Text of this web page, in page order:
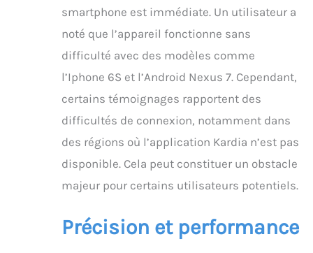
smartphone est immédiate. Un utilisateur a
noté que l’appareil fonctionne sans
difficulté avec des modèles comme
l’Iphone 6S et l’Android Nexus 7. Cependant,
certains témoignages rapportent des
difficultés de connexion, notamment dans
des régions où l’application Kardia n’est pas
disponible. Cela peut constituer un obstacle
majeur pour certains utilisateurs potentiels.
Précision et performance